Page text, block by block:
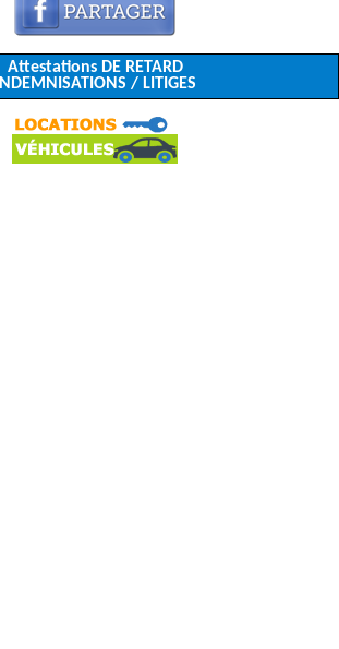
Attestations DE RETARD
INDEMNISATIONS / LITIGES